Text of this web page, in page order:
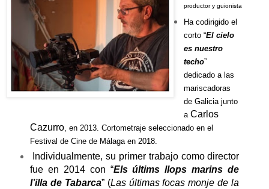
productor y guionista
Ha codirigido el
corto “El cielo
es nuestro
techo”
dedicado a las
mariscadoras
de Galicia junto
a Carlos
Cazurro, en 2013. Cortometraje seleccionado en el
Festival de Cine de Málaga en 2018.
Individualmente, su primer trabajo como director
fue en 2014 con “Els últims llops marins de
l’illa de Tabarca” (Las últimas focas monje de la